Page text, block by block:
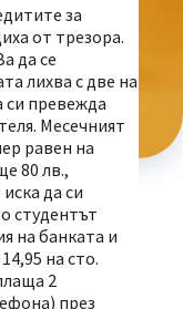
за
от трезора.
да се
лихва с две на
си превежда
Месечният
равен на
80 лв.,
да си
студентът
на банката и
на сто.
2
през